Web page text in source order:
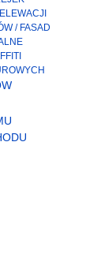
/ FASAD